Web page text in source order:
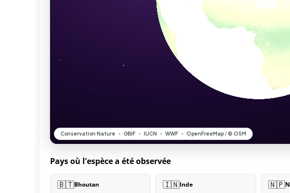
Pays où l'espèce a été observée
🇧🇹Bhoutan 🇮🇳Inde 🇳🇵